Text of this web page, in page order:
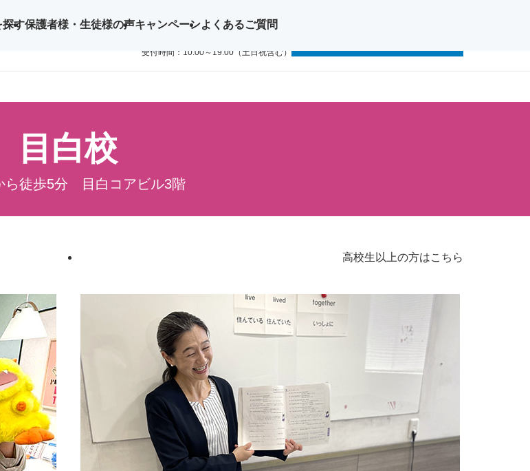
ご予約・お問い合わせ
受付時間：10:00～19:00（土日祝含む）
探す保護者様・生徒様の声キャンペーンよくあるご質問
目白校
ら徒歩5分 目白コアビル3階
高校生以上の方はこちら